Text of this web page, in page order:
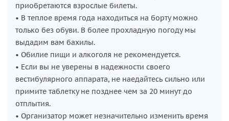
приобретаются взрослые билеты.
• В теплое время года находиться на борту можно
только без обуви. В более прохладную погоду мы
выдадим вам бахилы.
• Обилие пищи и алкоголя не рекомендуется.
• Если вы не уверены в надежности своего
вестибулярного аппарата, не наедайтесь сильно или
примите таблетку не позднее чем за 20 минут до
отплытия.
• Организатор может незначительно изменить время